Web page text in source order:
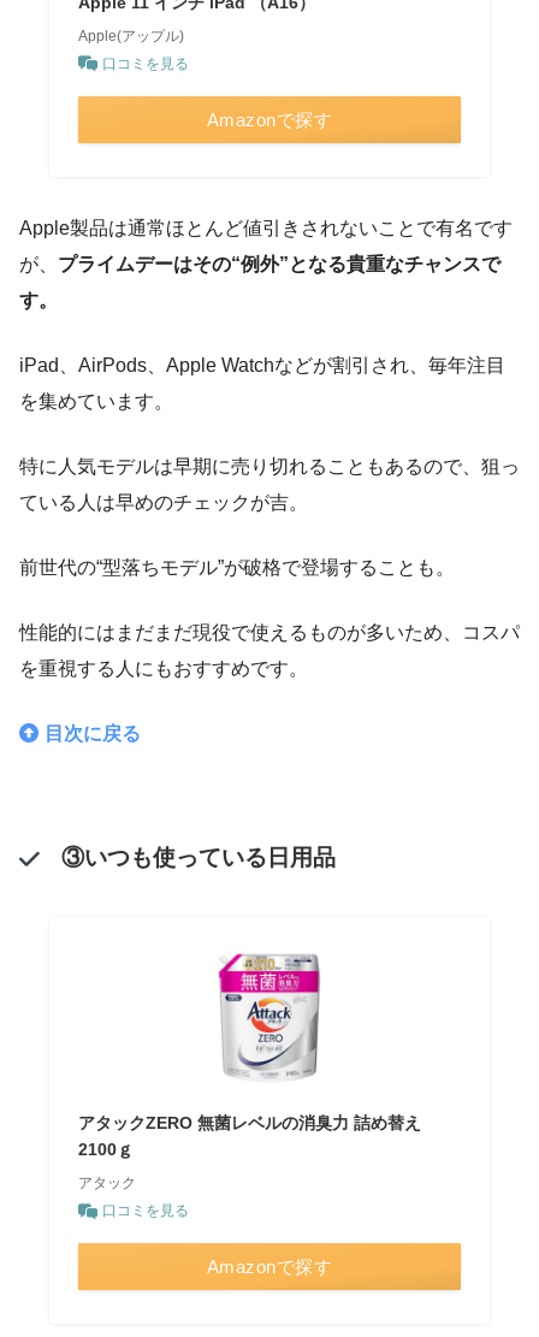
Apple(アップル)
口コミを見る
Amazonで探す
Apple製品は通常ほとんど値引きされないことで有名です
が、 プライムデーはその“例外”となる貴重なチャンスで
す。
iPad、AirPods、Apple Watchなどが割引され、毎年注目
を集めています。
特に人気モデルは早期に売り切れることもあるので、狙っ
ている人は早めのチェックが吉。
前世代の“型落ちモデル”が破格で登場することも。
性能的にはまだまだ現役で使えるものが多いため、コスパ
を重視する人にもおすすめです。
目次に戻る
③いつも使っている日用品
アタックZERO 無菌レベルの消臭力 詰め替え
2100ｇ
アタック
口コミを見る
Amazonで探す